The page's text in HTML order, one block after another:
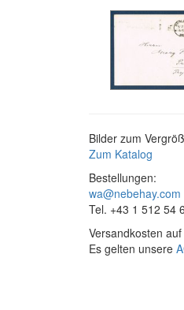
Bilder zum
Zum Katalog
Bestellungen:
wa@nebehay.com
Tel. +43 1 512 54
Versandkosten
Es gelten unsere